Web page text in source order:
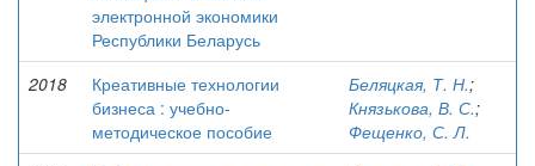
электронной экономики
Республики Беларусь
2018
Креативные технологии
бизнеса : учебно-
методическое пособие
Беляцкая, Т. Н.;
Князькова, В. С.;
Фещенко, С. Л.